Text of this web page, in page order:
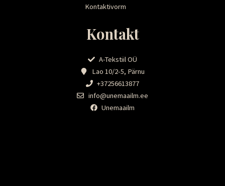
Kontaktivorm
Kontakt
A-Tekstiil OÜ
Lao 10/2-5, Pärnu
+37256613877
info@unemaailm.ee
Unemaailm